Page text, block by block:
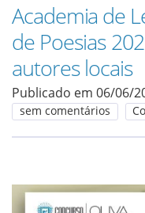
Notícias
Colunistas
Classificados
Guia de Serviços
Academia de
de Poesias
autores locais
Publicado em 06/06/
sem comentários